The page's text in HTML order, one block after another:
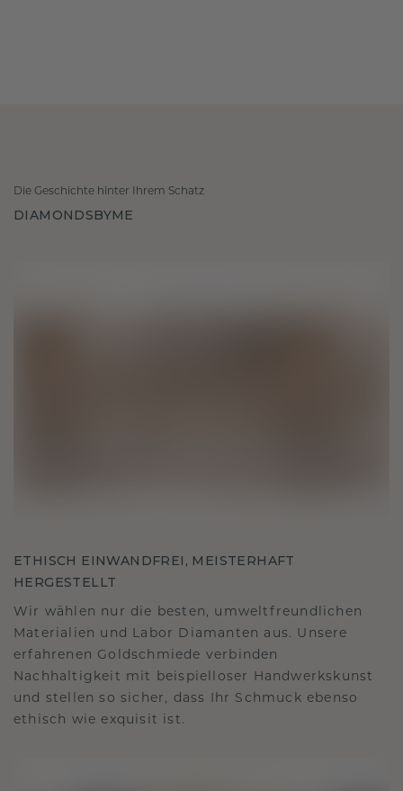
Die Geschichte hinter Ihrem Schatz
DIAMONDSBYME
ETHISCH EINWANDFREI, MEISTERHAFT
HERGESTELLT
Wir wählen nur die besten, umweltfreundlichen
Materialien und Labor Diamanten aus. Unsere
erfahrenen Goldschmiede verbinden
Nachhaltigkeit mit beispielloser Handwerkskunst
und stellen so sicher, dass Ihr Schmuck ebenso
ethisch wie exquisit ist.